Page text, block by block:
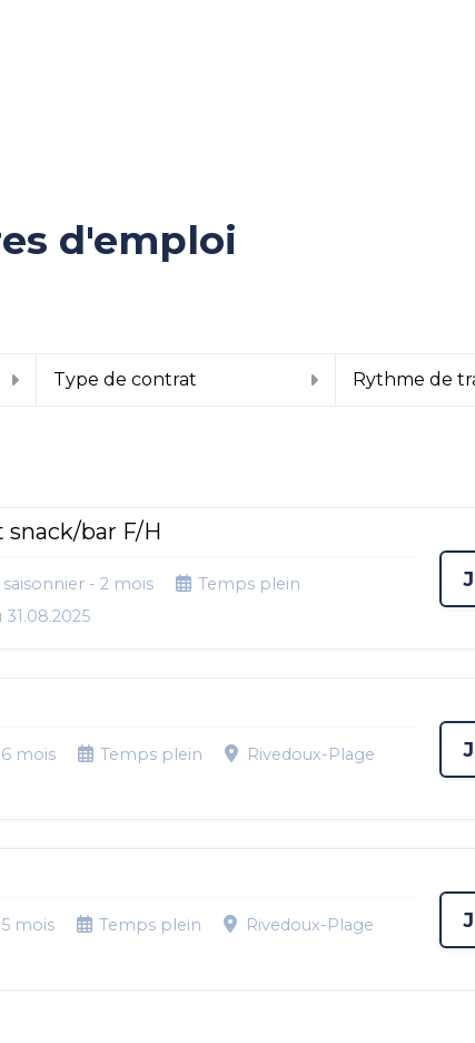
d'emploi
Type de contrat Rythme de
snack/bar F/H
- 2 mois
Temps plein
31.08.2025
mois Temps plein
Rivedoux-Plage
mois Temps plein
Rivedoux-Plage